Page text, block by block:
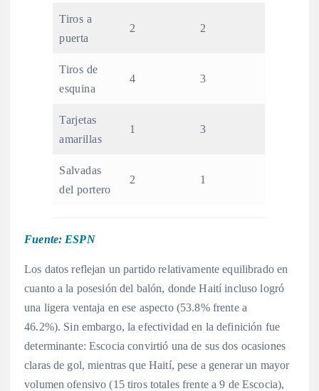
Tiros a
puerta
2 2
Tiros de
esquina
4 3
Tarjetas
amarillas
1 3
Salvadas
del portero
2 1
Fuente: ESPN
Los datos reflejan un partido relativamente equilibrado en
cuanto a la posesión del balón, donde Haití incluso logró
una ligera ventaja en ese aspecto (53.8% frente a
46.2%). Sin embargo, la efectividad en la definición fue
determinante: Escocia convirtió una de sus dos ocasiones
claras de gol, mientras que Haití, pese a generar un mayor
volumen ofensivo (15 tiros totales frente a 9 de Escocia),